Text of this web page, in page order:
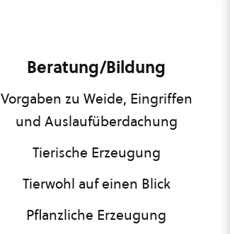
Beratung/Bildung
Vorgaben zu Weide, Eingriffen
und Auslaufüberdachung
Tierische Erzeugung
Tierwohl auf einen Blick
Pflanzliche Erzeugung